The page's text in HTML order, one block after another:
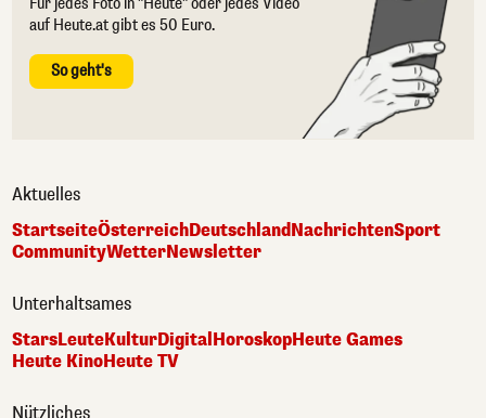
auf Heute.at gibt es 50 Euro.
So geht's
Aktuelles
StartseiteÖsterreichDeutschlandNachrichtenSport
CommunityWetterNewsletter
Unterhaltsames
StarsLeuteKulturDigitalHoroskopHeute Games
Heute KinoHeute TV
Nützliches